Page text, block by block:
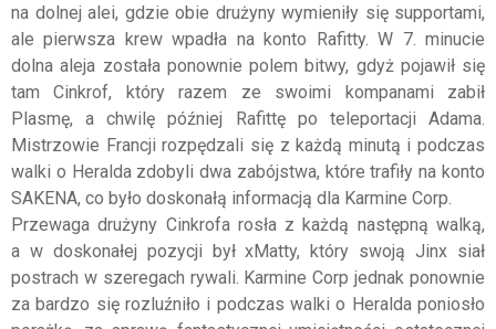
na dolnej alei, gdzie obie drużyny wymieniły się supportami,
ale pierwsza krew wpadła na konto Rafitty. W 7. minucie
dolna aleja została ponownie polem bitwy, gdyż pojawił się
tam Cinkrof, który razem ze swoimi kompanami zabił
Plasmę, a chwilę później Rafittę po teleportacji Adama.
Mistrzowie Francji rozpędzali się z każdą minutą i podczas
walki o Heralda zdobyli dwa zabójstwa, które trafiły na konto
SAKENA, co było doskonałą informacją dla Karmine Corp.
Przewaga drużyny Cinkrofa rosła z każdą następną walką,
a w doskonałej pozycji był xMatty, który swoją Jinx siał
postrach w szeregach rywali. Karmine Corp jednak ponownie
za bardzo się rozluźniło i podczas walki o Heralda poniosło